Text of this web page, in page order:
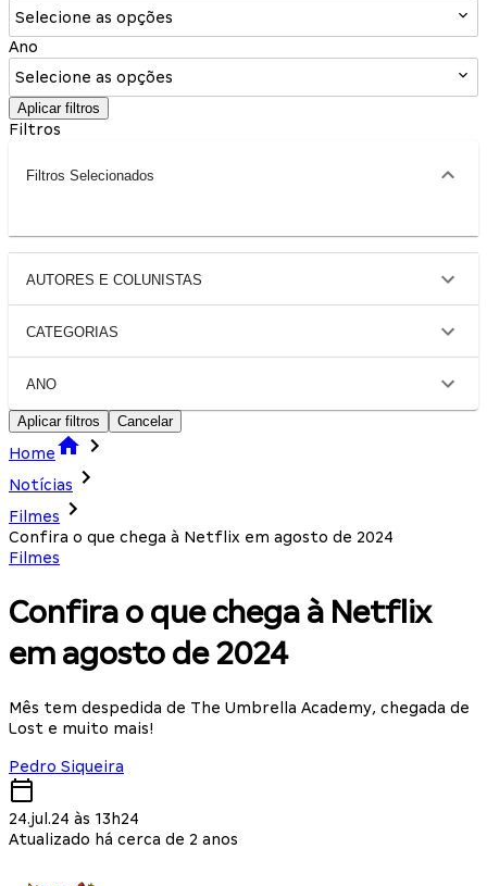
Selecione as opções
Ano
Selecione as opções
Aplicar filtros
Filtros
Filtros Selecionados
AUTORES E COLUNISTAS
CATEGORIAS
ANO
Aplicar filtros Cancelar
Home
Notícias
Filmes
Confira o que chega à Netflix em agosto de 2024
Filmes
Confira o que chega à Netflix
em agosto de 2024
Mês tem despedida de The Umbrella Academy, chegada de
Lost e muito mais!
Pedro Siqueira
24.jul.24 às 13h24
Atualizado há cerca de 2 anos